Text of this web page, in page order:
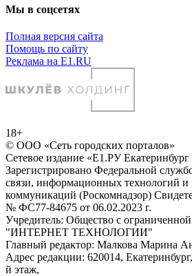
Мы в соцсетях
Полная версия сайта
Помощь по сайту
Реклама на E1.RU
18+
© ООО «Сеть городских порталов»
Сетевое издание «Е1.РУ
Зарегистрировано Федеральной
связи, информационных технологий и
коммуникаций (Роскомнадзор)
№ ФС77-84675 от 06.02.2023 г.
Учредитель: Общество с
"ИНТЕРНЕТ ТЕХНОЛОГИИ"
Главный редактор: Малкова Марина
Адрес редакции: 620014,
й этаж,